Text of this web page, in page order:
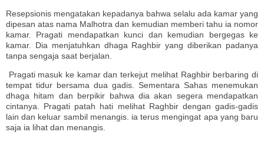
Resepsionis mengatakan kepadanya bahwa selalu ada kamar yang
dipesan atas nama Malhotra dan kemudian memberi tahu ia nomor
kamar. Pragati mendapatkan kunci dan kemudian bergegas ke
kamar. Dia menjatuhkan dhaga Raghbir yang diberikan padanya
tanpa sengaja saat berjalan.
Pragati masuk ke kamar dan terkejut melihat Raghbir berbaring di
tempat tidur bersama dua gadis. Sementara Sahas menemukan
dhaga hitam dan berpikir bahwa dia akan segera mendapatkan
cintanya. Pragati patah hati melihat Raghbir dengan gadis-gadis
lain dan keluar sambil menangis. ia terus mengingat apa yang baru
saja ia lihat dan menangis.